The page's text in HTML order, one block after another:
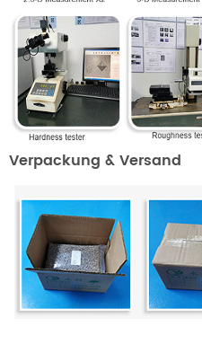
Verpackung & Versand